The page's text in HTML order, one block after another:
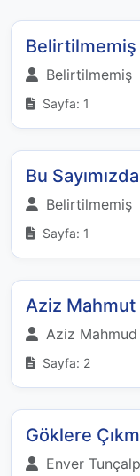
Belirtilmemiş
Belirtilmemiş
Sayfa: 1
Bu
Belirtilmemiş
Sayfa: 1
Aziz
Aziz
Sayfa: 2
Göklere
Enver Tunçalp